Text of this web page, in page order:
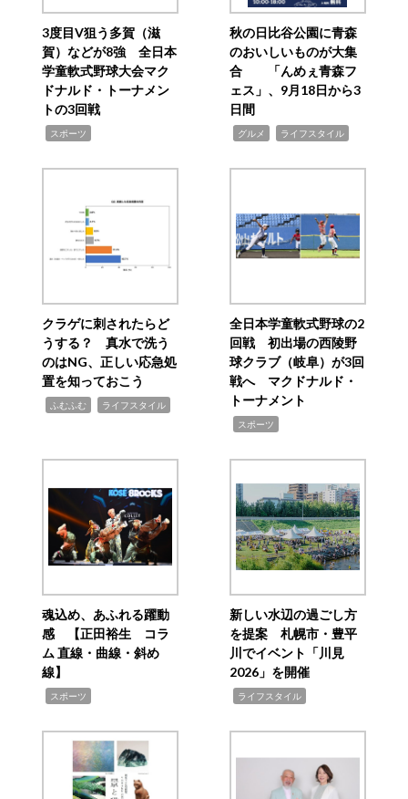
3度目V狙う多賀（滋
賀）などが8強 全日本
学童軟式野球大会マク
ドナルド・トーナメン
トの3回戦
スポーツ
秋の日比谷公園に青森
のおいしいものが大集
合 「んめぇ青森フ
ェス」、9月18日から3
日間
グルメ ライフスタイル
クラゲに刺されたらど
うする？ 真水で洗う
のはNG、正しい応急処
置を知っておこう
ふむふむ ライフスタイル
全日本学童軟式野球の2
回戦 初出場の西陵野
球クラブ（岐阜）が3回
戦へ マクドナルド・
トーナメント
スポーツ
魂込め、あふれる躍動
感 【正田裕生 コラ
ム 直線・曲線・斜め
線】
スポーツ
新しい水辺の過ごし方
を提案 札幌市・豊平
川でイベント「川見
2026」を開催
ライフスタイル